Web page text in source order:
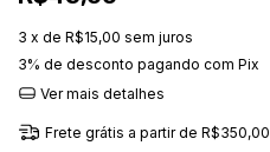
3 x de R$15,00 sem juros
3% de desconto pagando com Pix
Ver mais detalhes
Frete grátis a partir de R$350,00